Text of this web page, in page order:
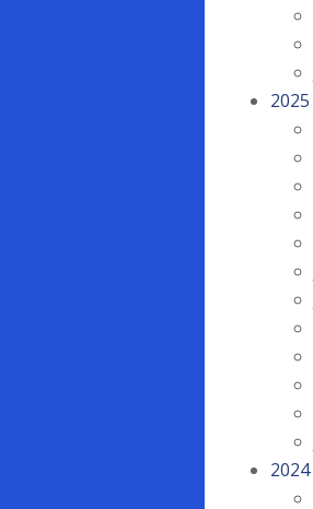
2025
2024